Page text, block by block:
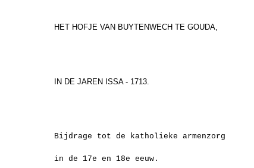
HET HOFJE VAN BUYTENWECH TE GOUDA,
IN DE JAREN ISSA - 1713.
Bijdrage tot de katholieke armenzorg
in de 17e en 18e eeuw.